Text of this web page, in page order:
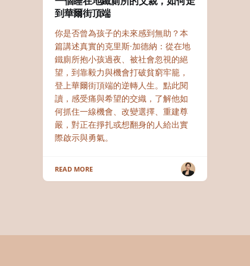
到華爾街頂端
你是否曾為孩子的未來感到無助？本
篇講述真實的克里斯·加德納：從在地
鐵廁所抱小孩過夜、被社會忽視的絕
望，到靠毅力與機會打破貧窮牢籠，
登上華爾街頂端的逆轉人生。點此閱
讀，感受痛與希望的交織，了解他如
何抓住一線機會、改變選擇、重建尊
嚴，對正在掙扎或想翻身的人給出實
際啟示與勇氣。
READ MORE